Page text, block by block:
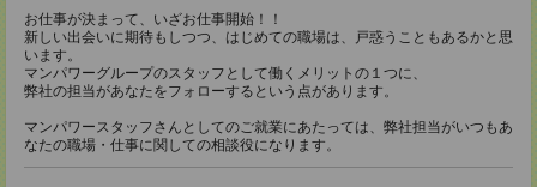
お仕事が決まって、いざお仕事開始！！
新しい出会いに期待もしつつ、はじめての職場は、戸惑うこともあるかと思
います。
マンパワーグループのスタッフとして働くメリットの１つに、
弊社の担当があなたをフォローするという点があります。
マンパワースタッフさんとしてのご就業にあたっては、弊社担当がいつもあ
なたの職場・仕事に関しての相談役になります。